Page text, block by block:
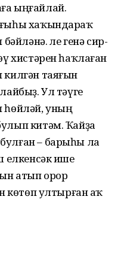
ыңғайлай.
хаҡындараҡ
Әле генә сир-
хистәрен һаҡлаған
таяғын
Ул тәүге
һөйләй, уның
китәм. Ҡайҙа
– барыһы ла
елкенсәк ише
атып орор
көтөп ултырған аҡ